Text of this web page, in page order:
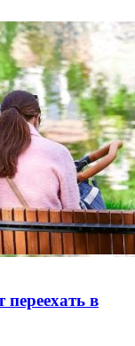
переехать в